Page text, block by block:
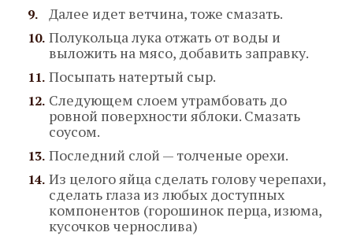
Далее идет ветчина, тоже смазать.
Полукольца лука отжать от воды и
выложить на мясо, добавить заправку.
Посыпать натертый сыр.
Следующем слоем утрамбовать до
ровной поверхности яблоки. Смазать
соусом.
Последний слой — толченые орехи.
Из целого яйца сделать голову черепахи,
сделать глаза из любых доступных
компонентов (горошинок перца, изюма,
кусочков чернослива)